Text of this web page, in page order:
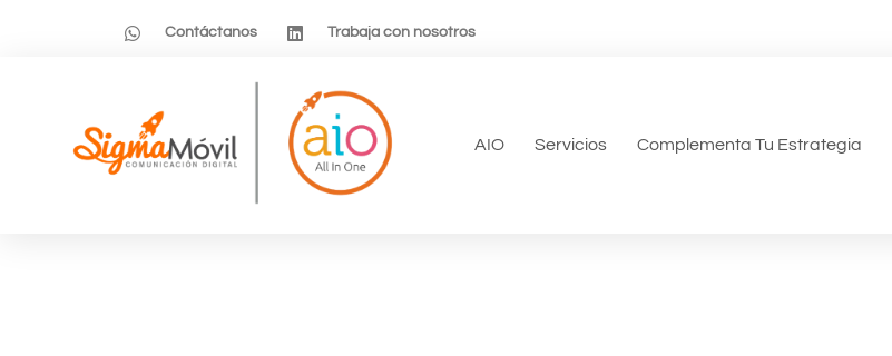
Contáctanos Trabaja con nosotros
AIO Servicios Complementa Tu Estrategia